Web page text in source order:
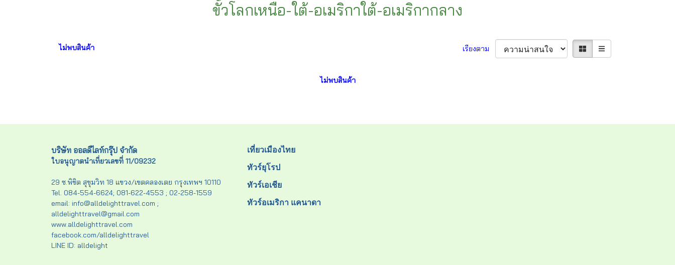
ขั้วโลกเหนือ-ใต้-อเมริกาใต้-อเมริกากลาง
ไม่พบสินค้า เรียงตาม
ไม่พบสินค้า
บริษัท ออลดีไลท์กรุ๊ป จำกัด
ใบอนุญาตนำเที่ยวเลขที่ 11/09232
29 ซ.พิชิต สุขุมวิท 18 แขวง/เขตคลองเตย กรุงเทพฯ 10110
Tel. 084-554-6624; 081-622-4553 ; 02-258-1559
email: info@alldelighttravel.com ;
alldelighttravel@gmail.com
www.alldelighttravel.com
facebook.com/alldelighttravel
LINE ID: alldelight
เที่ยวเมืองไทย
ทัวร์ยุโรป
ทัวร์เอเชีย
ทัวร์อเมริกา แคนาดา